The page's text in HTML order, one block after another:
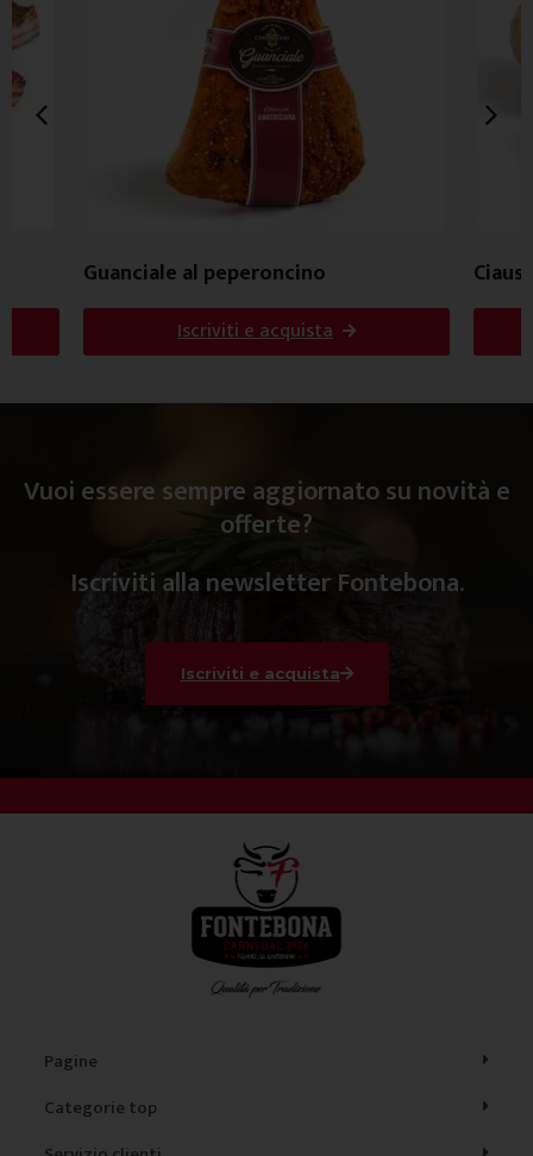
Guanciale al peperoncino
Iscriviti e acquista
Vuoi essere sempre aggiornato su novità e
offerte?
Iscriviti alla newsletter Fontebona.
Iscriviti e acquista
Pagine
Categorie top